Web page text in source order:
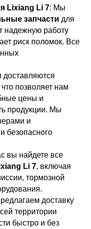
Lixiang Li 7: Мы
запчасти для
надежную работу
риск поломок. Все
доставляются
что позволяет нам
цены и
продукции. Мы
и
безопасного
вы найдете все
Li 7, включая
тормозной
доставку
территории
быстро и без